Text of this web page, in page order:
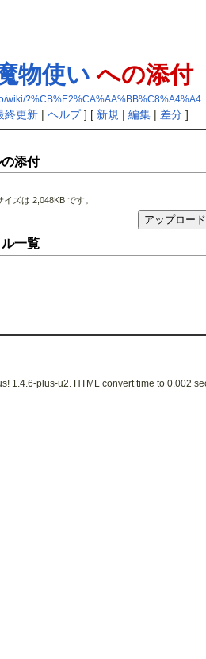
物使い への添付
wiki/?%CB%E2%CA%AA%BB%C8%A4%A4
終更新| ヘルプ] [ 新規 | 編集| 差分]
添付
ズは 2,048KB です。
一覧
1.4.6-plus-u2. HTML convert time to 0.002